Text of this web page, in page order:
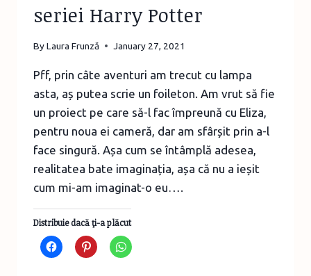
seriei Harry Potter
ByLaura Frunză January 27, 2021
Pff, prin câte aventuri am trecut cu lampa
asta, aș putea scrie un foileton. Am vrut să fie
un proiect pe care să-l fac împreună cu Eliza,
pentru noua ei cameră, dar am sfârșit prin a-l
face singură. Așa cum se întâmplă adesea,
realitatea bate imaginația, așa că nu a ieșit
cum mi-am imaginat-o eu….
Distribuie dacă ţi-a plăcut